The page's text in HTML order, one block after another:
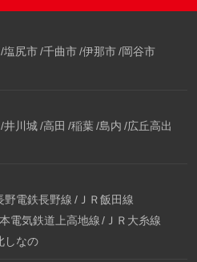
塩尻市 千曲市 伊那市 岡谷市
井川城 高田 稲葉 島内 広丘高出
野電鉄長野線 ＪＲ飯田線
電気鉄道上高地線
ＪＲ大糸線
しなの